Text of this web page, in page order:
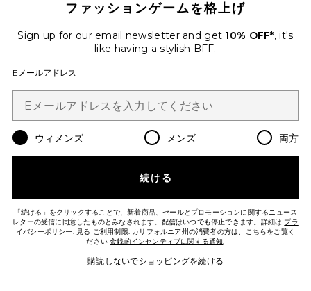
VIRA MINI ドレス
ファッションゲームを格上げ
Sign up for our email newsletter and get 10% OFF*, it's
like having a stylish BFF.
Eメールアドレス
ウィメンズ メンズ 両方
続ける
「続ける」をクリックすることで、新着商品、セールとプロモーションに関するニュース
レターの受信に同意したものとみなされます。配信はいつでも停止できます。詳細は プラ
イバシーポリシー. 見る ご利用制限. カリフォルニア州の消費者の方は、こちらをご覧く
ださい金銭的インセンティブに関する通知.
購読しないでショッピングを続ける